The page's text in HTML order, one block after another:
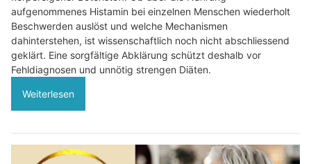
aufgenommenes Histamin bei einzelnen Menschen wiederholt
Beschwerden auslöst und welche Mechanismen
dahinterstehen, ist wissenschaftlich noch nicht abschliessend
geklärt. Eine sorgfältige Abklärung schützt deshalb vor
Fehldiagnosen und unnötig strengen Diäten.
Weiterlesen